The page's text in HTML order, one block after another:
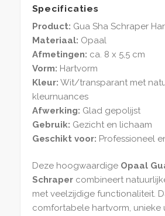
Specificaties
Product: Gua Sha Schraper
Materiaal: Opaal
Afmetingen: ca. 8 x 5,5 cm
Vorm: Hartvorm
Kleur: Wit/transparant met
kleurnuances
Afwerking: Glad gepolijst
Gebruik: Gezicht en lichaam
Geschikt voor: Professioneel
Deze hoogwaardige Opaal
Schrapercombineert
met veelzijdige functionaliteit.
comfortabele hartvorm, unieke